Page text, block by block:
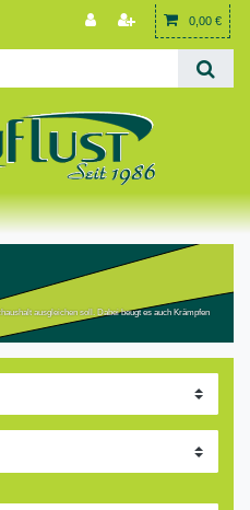
0,00 €
ausgleichen soll. Dabei beugt es auch Krämpfen